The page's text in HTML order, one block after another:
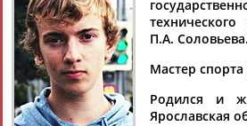
Аслаудин
АБАЕВ
Елена
АБАИМОВА
Мария
Шорт-трек
П.А. Соловьева.
Мастер
Родился и
Ярославская